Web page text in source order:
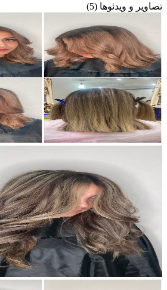
تصاویر و ویدئوها (5)